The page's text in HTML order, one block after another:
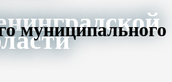
муниципального